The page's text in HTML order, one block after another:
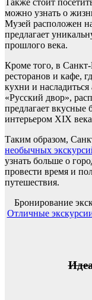
Также стоит
можно узнать о
Музей расположен
предлагает
прошлого века.
Кроме того, в
ресторанов и кафе,
кухни и
«Русский двор»,
предлагает вкусные
интерьером XIX
Таким образом,
необычных
узнать больше о
провести время и
путешествия.
Бронирование
Отличные